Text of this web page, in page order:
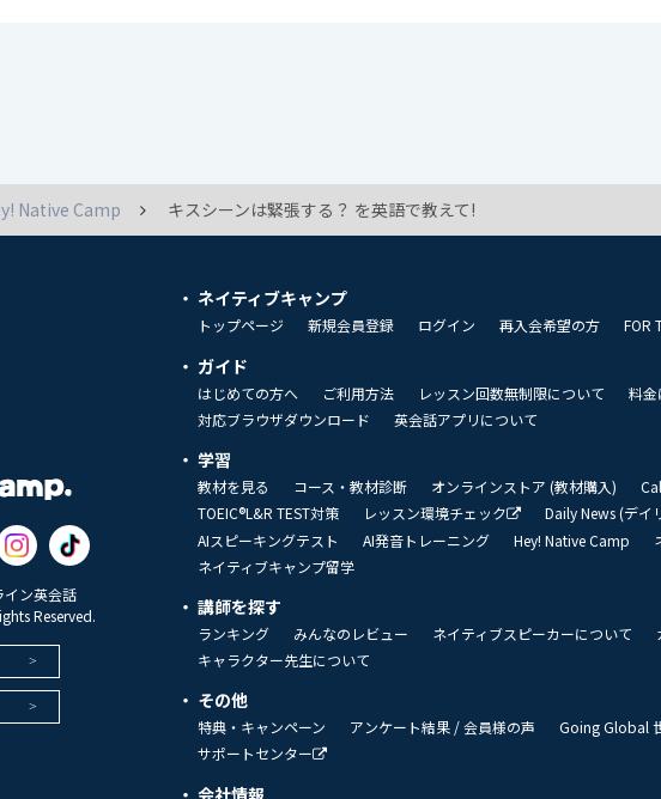
Native Camp キスシーンは緊張する？ を英語で教えて!
ン英会話
Reserved.
ネイティブキャンプ
トップページ 新規会員登録 ログイン 再入会希望の方 FOR
ガイド
はじめての方へ ご利用方法 レッスン回数無制限について 料金
対応ブラウザダウンロード
英会話アプリについて
学習
教材を見る コース・教材診断 オンラインストア (教材購入)
TOEIC®L&R TEST対策
レッスン環境チェック Daily News (デイ
AIスピーキングテスト
AI発音トレーニング Hey! Native Camp
ネイティブキャンプ留学
講師を探す
ランキング みんなのレビュー ネイティブスピーカーについて
キャラクター先生について
その他
特典・キャンペーン アンケート結果 / 会員様の声 Going Global
サポートセンター